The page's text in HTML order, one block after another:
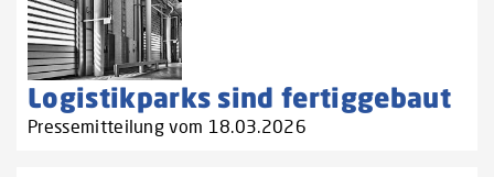
Logistikparks sind fertiggebaut
Pressemitteilung vom 18.03.2026